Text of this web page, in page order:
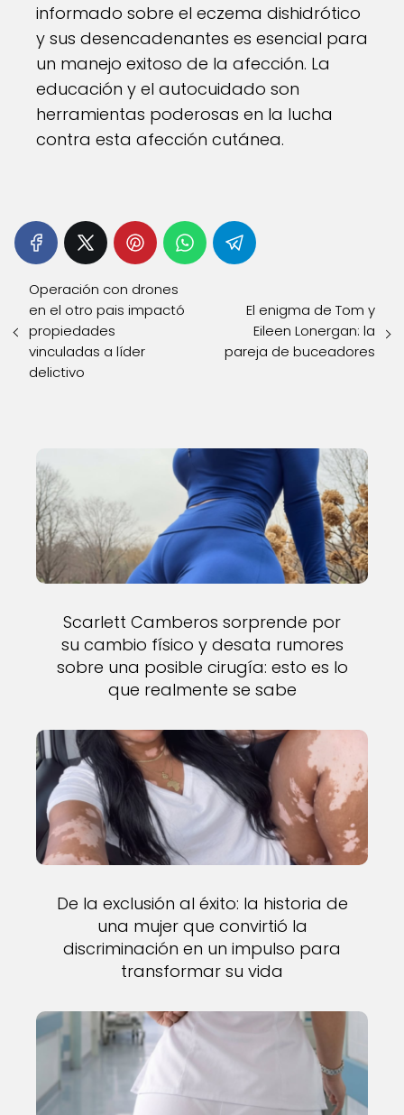
informado sobre el eczema dishidrótico
y sus desencadenantes es esencial para
un manejo exitoso de la afección. La
educación y el autocuidado son
herramientas poderosas en la lucha
contra esta afección cutánea.
Operación con drones
en el otro pais impactó
propiedades
vinculadas a líder
delictivo
El enigma de Tom y
Eileen Lonergan: la
pareja de buceadores
Scarlett Camberos sorprende por
su cambio físico y desata rumores
sobre una posible cirugía: esto es lo
que realmente se sabe
De la exclusión al éxito: la historia de
una mujer que convirtió la
discriminación en un impulso para
transformar su vida